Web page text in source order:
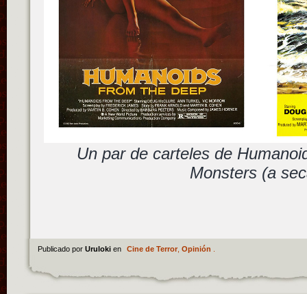
Un par de carteles de
Monsters (a
Publicado por Uruloki en Cine de Terror, Opinión